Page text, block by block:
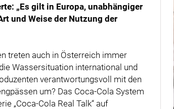
„Es gilt in Europa, unabhängiger
und Weise der Nutzung der
treten auch in Österreich immer
Wassersituation international und
verantwortungsvoll mit den
um? Das Coca-Cola System
„Coca-Cola Real Talk“ auf